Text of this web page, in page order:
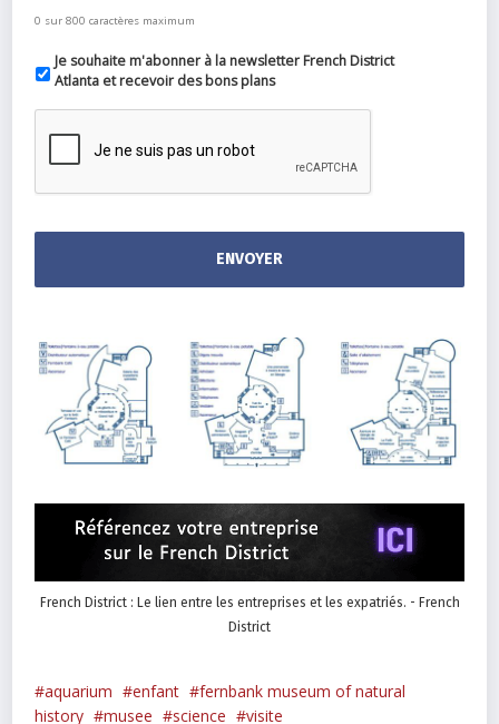
0 sur 800 caractères maximum
Je souhaite m'abonner à la newsletter French District
Atlanta et recevoir des bons plans
French District : Le lien entre les entreprises et les expatriés. - French
District
aquarium enfant
fernbank museum of natural
history
musee science visite